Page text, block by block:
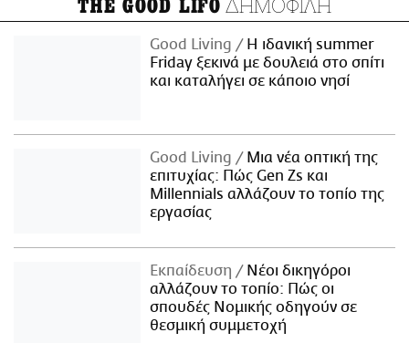
THE GOOD LIFO
Good Living
Η ιδανική summer
Friday ξεκινά με δουλειά στο σπίτι
και καταλήγει σε κάποιο νησί
Good Living
Μια νέα οπτική της
επιτυχίας: Πώς Gen Zs και
Millennials αλλάζουν το τοπίο της
εργασίας
Εκπαίδευση
Νέοι δικηγόροι
αλλάζουν το τοπίο: Πώς οι
σπουδές Νομικής οδηγούν σε
θεσμική συμμετοχή